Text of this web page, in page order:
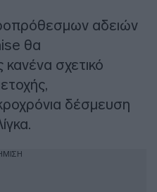
αδειών
θα
κανένα σχετικό
δέσμευση